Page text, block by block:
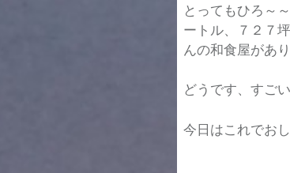
とってもひろ～
ートル、７２７
んの和食屋があ
どうです、すご
今日はこれでおし